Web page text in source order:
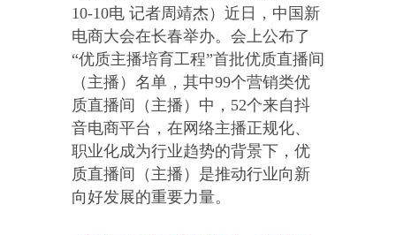
10-10电 记者周靖杰）近日，中国新
电商大会在长春举办。会上公布了
“优质主播培育工程”首批优质直播间
（主播）名单，其中99个营销类优
质直播间（主播）中，52个来自抖
音电商平台，在网络主播正规化、
职业化成为行业趋势的背景下，优
质直播间（主播）是推动行业向新
向好发展的重要力量。